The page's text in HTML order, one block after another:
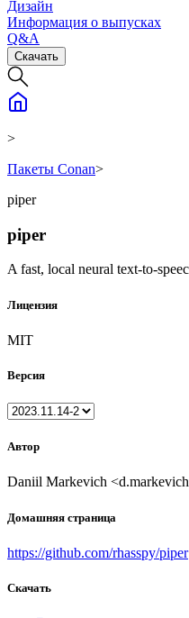
Дизайн
Информация о выпусках
Q&A
Скачать
>
Пакеты Conan>
piper
piper
A fast, local neural text-to-
Лицензия
MIT
Версия
Автор
Daniil Markevich
Домашняя страница
https://github.com/rhasspy/piper
Скачать